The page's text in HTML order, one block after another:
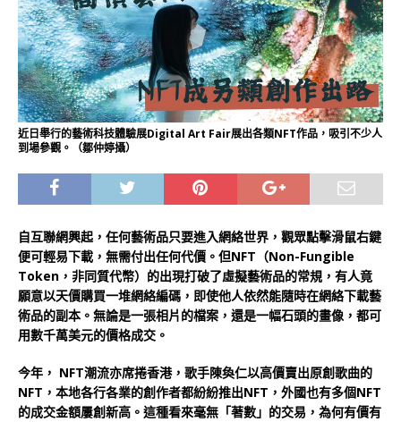
近日舉行的藝術科技體驗展Digital Art Fair展出各類NFT作品，吸引不少人
到場參觀。（鄒仲婷攝）
自互聯網興起，任何藝術品只要進入網絡世界，觀眾點擊滑鼠右鍵
便可輕易下載，無需付出任何代價。但NFT（Non-Fungible
Token，非同質代幣）的出現打破了虛擬藝術品的常規，有人竟
願意以天價購買一堆網絡編碼，即使他人依然能隨時在網絡下載藝
術品的副本。無論是一張相片的檔案，還是一幅石頭的畫像，都可
用數千萬美元的價格成交。
今年， NFT潮流亦席捲香港，歌手陳奐仁以高價賣出原創歌曲的
NFT，本地各行各業的創作者都紛紛推出NFT，外國也有多個NFT
的成交金額屢創新高。這種看來毫無「著數」的交易，為何有價有